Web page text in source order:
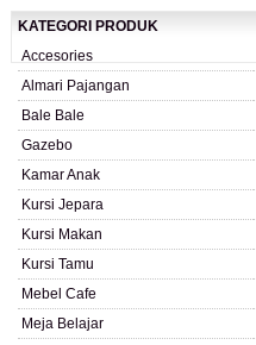
KATEGORI PRODUK
Accesories
Almari Pajangan
Bale Bale
Gazebo
Kamar Anak
Kursi Jepara
Kursi Makan
Kursi Tamu
Mebel Cafe
Meja Belajar